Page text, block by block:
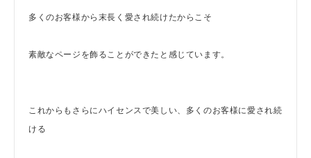
多くのお客様から末長く愛され続けたからこそ
素敵なページを飾ることができたと感じています。
これからもさらにハイセンスで美しい、多くのお客様に愛され続
ける